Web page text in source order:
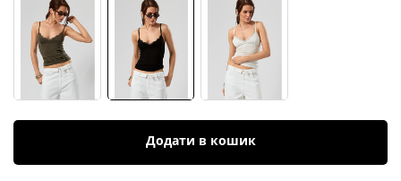
Додати в кошик